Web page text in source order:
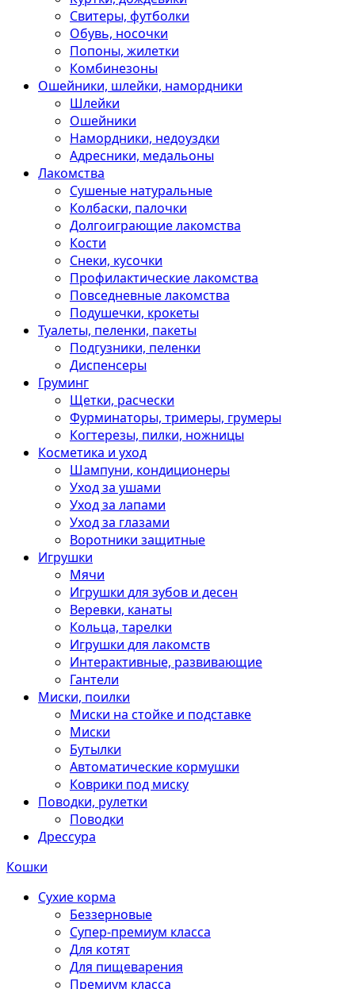
Свитеры, футболки
Обувь, носочки
Попоны, жилетки
Комбинезоны
Ошейники, шлейки, намордники
Шлейки
Ошейники
Намордники, недоуздки
Адресники, медальоны
Лакомства
Сушеные натуральные
Колбаски, палочки
Долгоиграющие лакомства
Кости
Снеки, кусочки
Профилактические лакомства
Повседневные лакомства
Подушечки, крокеты
Туалеты, пеленки, пакеты
Подгузники, пеленки
Диспенсеры
Груминг
Щетки, расчески
Фурминаторы, тримеры, грумеры
Когтерезы, пилки, ножницы
Косметика и уход
Шампуни, кондиционеры
Уход за ушами
Уход за лапами
Уход за глазами
Воротники защитные
Игрушки
Мячи
Игрушки для зубов и десен
Веревки, канаты
Кольца, тарелки
Игрушки для лакомств
Интерактивные, развивающие
Гантели
Миски, поилки
Миски на стойке и подставке
Миски
Бутылки
Автоматические кормушки
Коврики под миску
Поводки, рулетки
Поводки
Дрессура
Кошки
Сухие корма
Беззерновые
Супер-премиум класса
Для котят
Для пищеварения
Премиум класса